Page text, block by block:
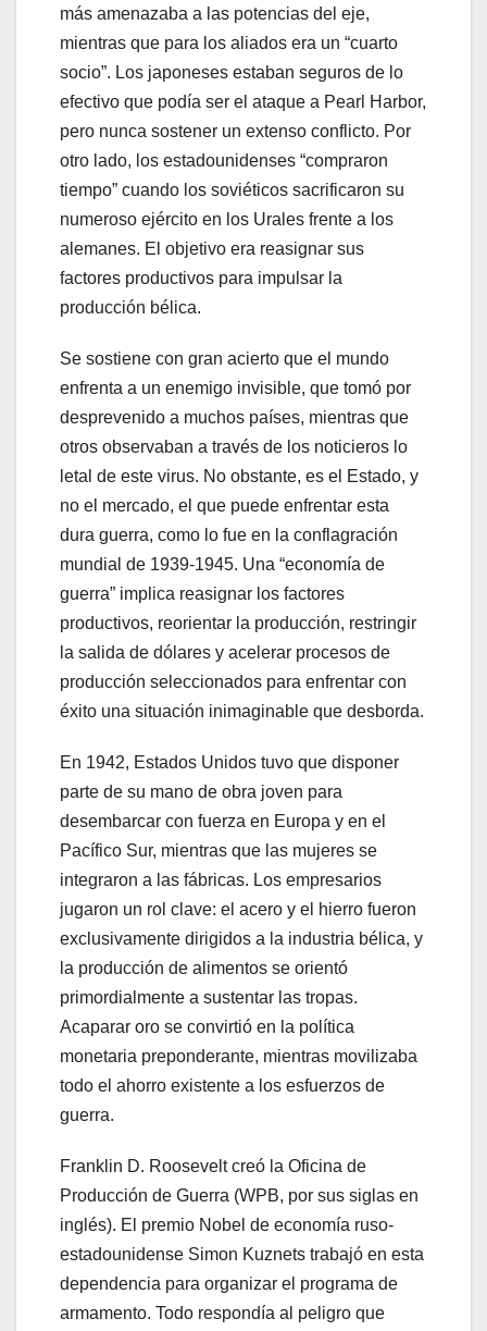
más amenazaba a las potencias del eje,
mientras que para los aliados era un “cuarto
socio”. Los japoneses estaban seguros de lo
efectivo que podía ser el ataque a Pearl Harbor,
pero nunca sostener un extenso conflicto. Por
otro lado, los estadounidenses “compraron
tiempo” cuando los soviéticos sacrificaron su
numeroso ejército en los Urales frente a los
alemanes. El objetivo era reasignar sus
factores productivos para impulsar la
producción bélica.
Se sostiene con gran acierto que el mundo
enfrenta a un enemigo invisible, que tomó por
desprevenido a muchos países, mientras que
otros observaban a través de los noticieros lo
letal de este virus. No obstante, es el Estado, y
no el mercado, el que puede enfrentar esta
dura guerra, como lo fue en la conflagración
mundial de 1939-1945. Una “economía de
guerra” implica reasignar los factores
productivos, reorientar la producción, restringir
la salida de dólares y acelerar procesos de
producción seleccionados para enfrentar con
éxito una situación inimaginable que desborda.
En 1942, Estados Unidos tuvo que disponer
parte de su mano de obra joven para
desembarcar con fuerza en Europa y en el
Pacífico Sur, mientras que las mujeres se
integraron a las fábricas. Los empresarios
jugaron un rol clave: el acero y el hierro fueron
exclusivamente dirigidos a la industria bélica, y
la producción de alimentos se orientó
primordialmente a sustentar las tropas.
Acaparar oro se convirtió en la política
monetaria preponderante, mientras movilizaba
todo el ahorro existente a los esfuerzos de
guerra.
Franklin D. Roosevelt creó la Oficina de
Producción de Guerra (WPB, por sus siglas en
inglés). El premio Nobel de economía ruso-
estadounidense Simon Kuznets trabajó en esta
dependencia para organizar el programa de
armamento. Todo respondía al peligro que